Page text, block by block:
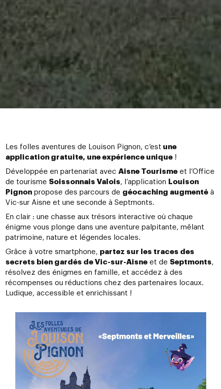
Les folles aventures de Louison Pignon, c’est une
application gratuite, une expérience unique!
Développée en partenariat avec Aisne Tourismeet l’Office
de tourisme Soissonnais Valois, l’application Louison
Pignonpropose des parcours de géocaching augmentéà
Vic-sur Aisne et une seconde à Septmonts.
En clair : une chasse aux trésors interactive où chaque
énigme vous plonge dans une aventure palpitante, mêlant
patrimoine, nature et légendes locales.
Grâce à votre smartphone, partez sur les traces des
secrets bien gardés de Vic-sur-Aisneet de Septmonts,
résolvez des énigmes en famille, et accédez à des
récompenses ou réductions chez des partenaires locaux.
Ludique, accessible et enrichissant !